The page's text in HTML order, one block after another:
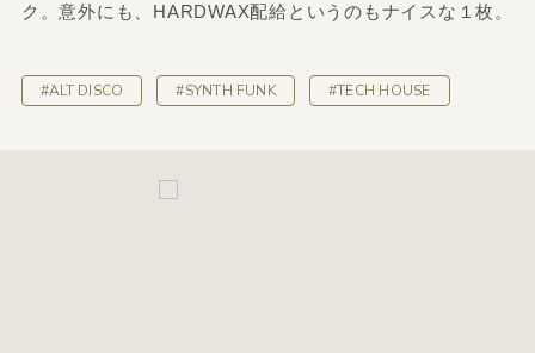
ク。意外にも、HARDWAX配給というのもナイスな１枚。
#ALT DISCO #SYNTH FUNK #TECH HOUSE